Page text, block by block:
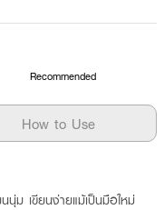
Recommended
How to Use
ม เขียนง่ายแม้เป็นมือใหม่